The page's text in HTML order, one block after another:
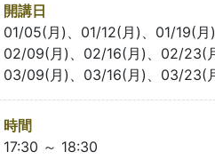
開講日
01/05(月)、01/12(月)、01/19(
02/09(月)、02/16(月)、02/23(
03/09(月)、03/16(月)、03/23(
時間
17:30 ～ 18:30